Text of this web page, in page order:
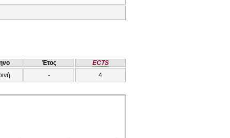
Έτος
ECTS
- 4